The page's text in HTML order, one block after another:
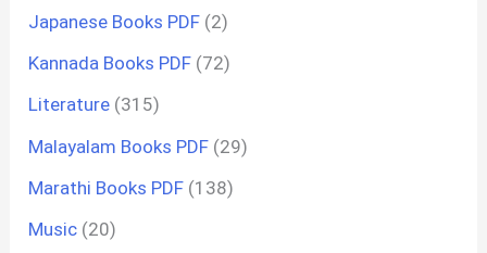
Japanese Books PDF (2)
Kannada Books PDF (72)
Literature (315)
Malayalam Books PDF (29)
Marathi Books PDF (138)
Music (20)